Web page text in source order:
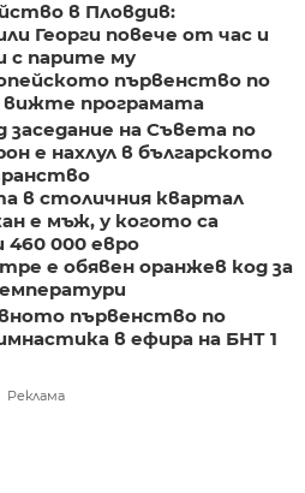
в Пловдив:
Георги повече от час и
с парите му
първенство по
програмата
заседание на Съвета по
е нахлул в българското
в столичния квартал
е мъж, у когото са
460 000 евро
е обявен оранжев код за
първенство по
в ефира на БНТ 1
Реклама